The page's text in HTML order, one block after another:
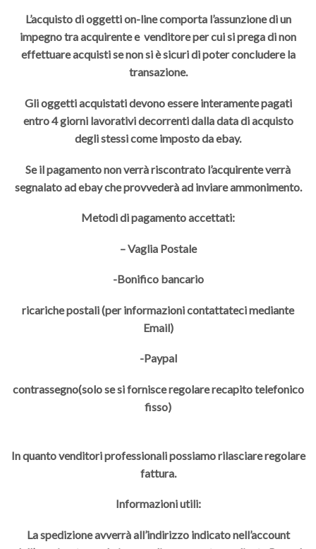
L’acquisto di oggetti on-line comporta l’assunzione di un
impegno tra acquirente e venditore per cui si prega di non
effettuare acquisti se non si è sicuri di poter concludere la
transazione.
Gli oggetti acquistati devono essere interamente pagati
entro 4 giorni lavorativi decorrenti dalla data di acquisto
degli stessi come imposto da ebay.
Se il pagamento non verrà riscontrato l’acquirente verrà
segnalato ad ebay che provvederà ad inviare ammonimento.
Metodi di pagamento accettati:
– Vaglia Postale
-Bonifico bancario
ricariche postali (per informazioni contattateci mediante
Email)
-Paypal
contrassegno(solo se si fornisce regolare recapito telefonico
fisso)
In quanto venditori professionali possiamo rilasciare regolare
fattura.
Informazioni utili:
La spedizione avverrà all’indirizzo indicato nell’account